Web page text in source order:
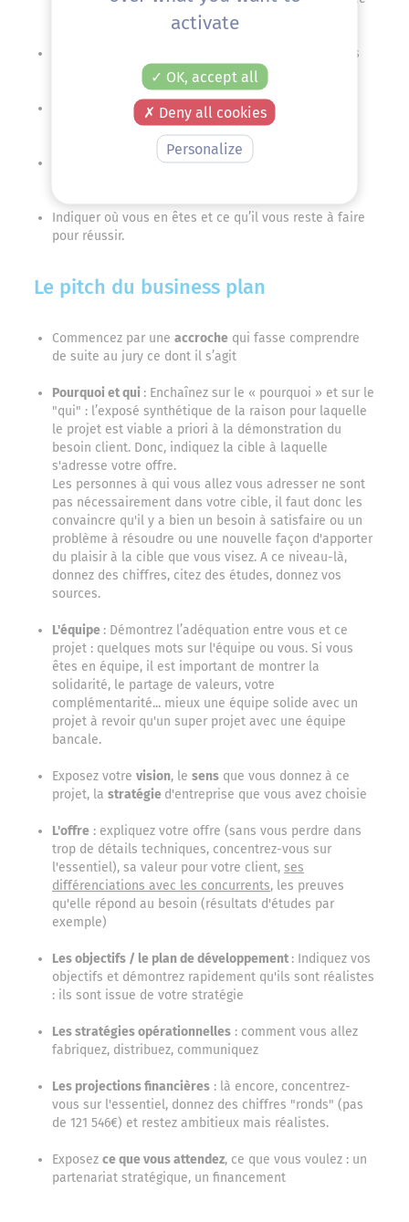
qui fera que les clients achèteront
que vous avez sur les autres éventuels
acteurs pour réussir
partenairesavec lesquels vous allez
commentvous comptergagner
Indiquer où vous en êtes et ce qu’il vous reste à faire
pour réussir.
Le pitch du business plan
Commencez par une accroche qui fasse comprendre
de suite au jury ce dont il s’agit
Pourquoi et qui : Enchaînez sur le « pourquoi » et sur le
"qui" : l’exposé synthétique de la raison pour laquelle
le projet est viable a priori à la démonstration du
besoin client. Donc, indiquez la cible à laquelle
s'adresse votre offre.
Les personnes à qui vous allez vous adresser ne sont
pas nécessairement dans votre cible, il faut donc les
convaincre qu'il y a bien un besoin à satisfaire ou un
problème à résoudre ou une nouvelle façon d'apporter
du plaisir à la cible que vous visez. A ce niveau-là,
donnez des chiffres, citez des études, donnez vos
sources.
L'équipe : Démontrez l’adéquation entre vous et ce
projet : quelques mots sur l'équipe ou vous. Si vous
êtes en équipe, il est important de montrer la
solidarité, le partage de valeurs, votre
complémentarité... mieux une équipe solide avec un
projet à revoir qu'un super projet avec une équipe
bancale.
Exposez votre vision, le sens que vous donnez à ce
projet, la stratégie d'entreprise que vous avez choisie
L'offre : expliquez votre offre (sans vous perdre dans
trop de détails techniques, concentrez-vous sur
l'essentiel), sa valeur pour votre client, ses
différenciations avec les concurrents, les preuves
qu'elle répond au besoin (résultats d'études par
exemple)
Les objectifs / le plan de développement: Indiquez vos
objectifs et démontrez rapidement qu'ils sont réalistes
: ils sont issue de votre stratégie
Les stratégies opérationnelles : comment vous allez
fabriquez, distribuez, communiquez
Les projections financières : là encore, concentrez-
vous sur l'essentiel, donnez des chiffres "ronds" (pas
de 121 546€) et restez ambitieux mais réalistes.
Exposez ce que vous attendez, ce que vous voulez : un
partenariat stratégique, un financement
activate
OK, accept all
Deny all cookies
Personalize